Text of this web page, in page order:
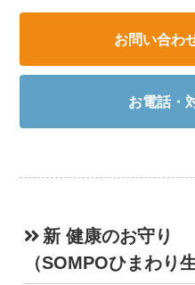
お問い合わ
お電話・
新 健康のお守り
（SOMPOひまわり